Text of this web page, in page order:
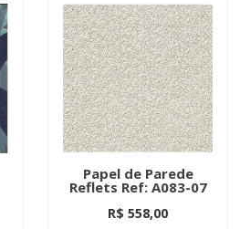
Papel de Parede
Reflets Ref: A083-07
R$ 558,00